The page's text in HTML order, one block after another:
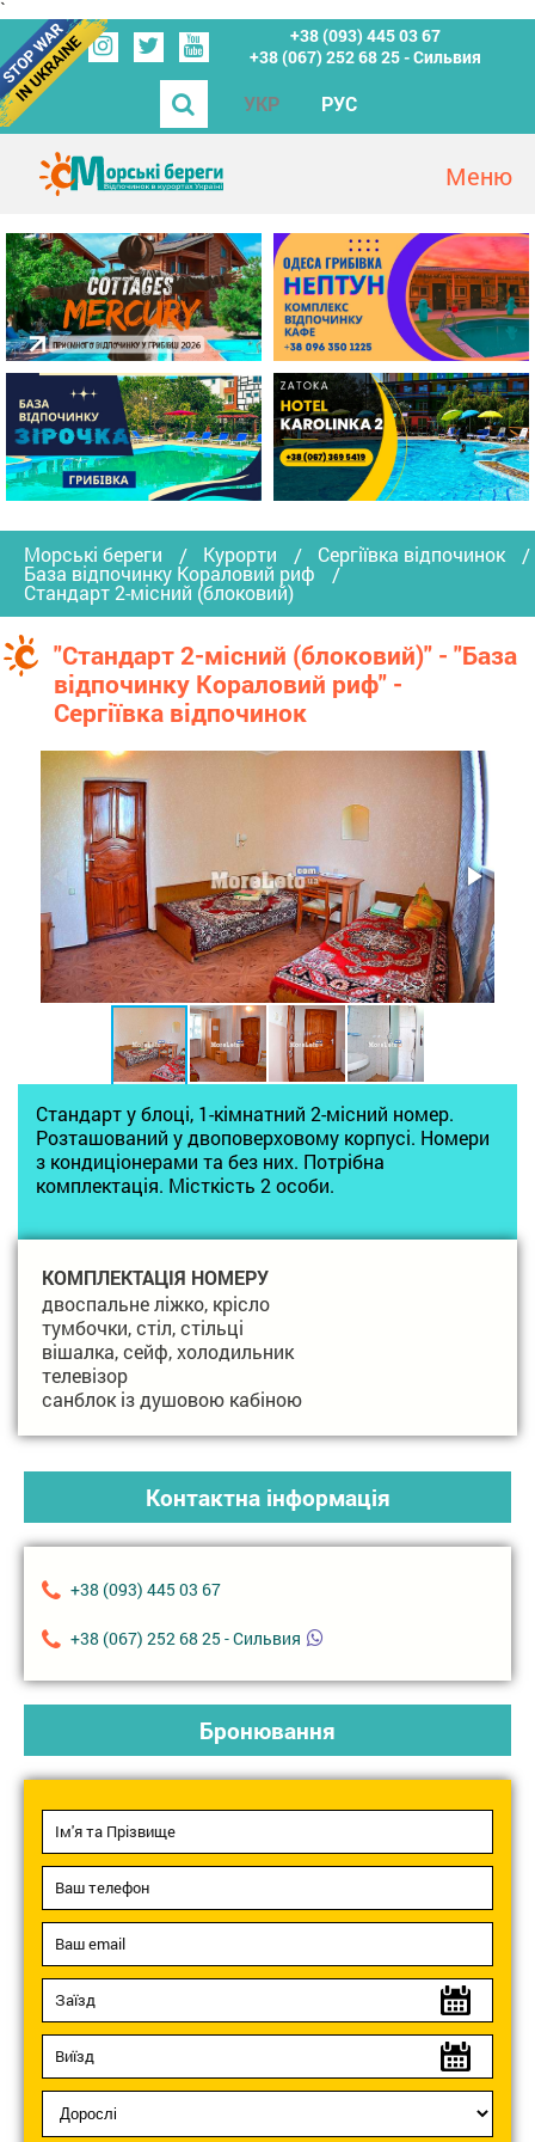
`
+38 (093) 445 03 67
+38 (067) 252 68 25 - Сильвия
УКР РУС
Морські береги Курорти Сергіївка відпочинок
База відпочинку Кораловий риф
Стандарт 2-місний (блоковий)
"Стандарт 2-місний (блоковий)" - "База
відпочинку Кораловий риф" -
Сергіївка відпочинок
Стандарт у блоці, 1-кімнатний 2-місний номер.
Розташований у двоповерховому корпусі. Номери
з кондиціонерами та без них. Потрібна
комплектація. Місткість 2 особи.
КОМПЛЕКТАЦІЯ НОМЕРУ
двоспальне ліжко, крісло
тумбочки, стіл, стільці
вішалка, сейф, холодильник
телевізор
санблок із душовою кабіною
Контактна інформація
+38 (093) 445 03 67
+38 (067) 252 68 25 - Сильвия
Бронювання